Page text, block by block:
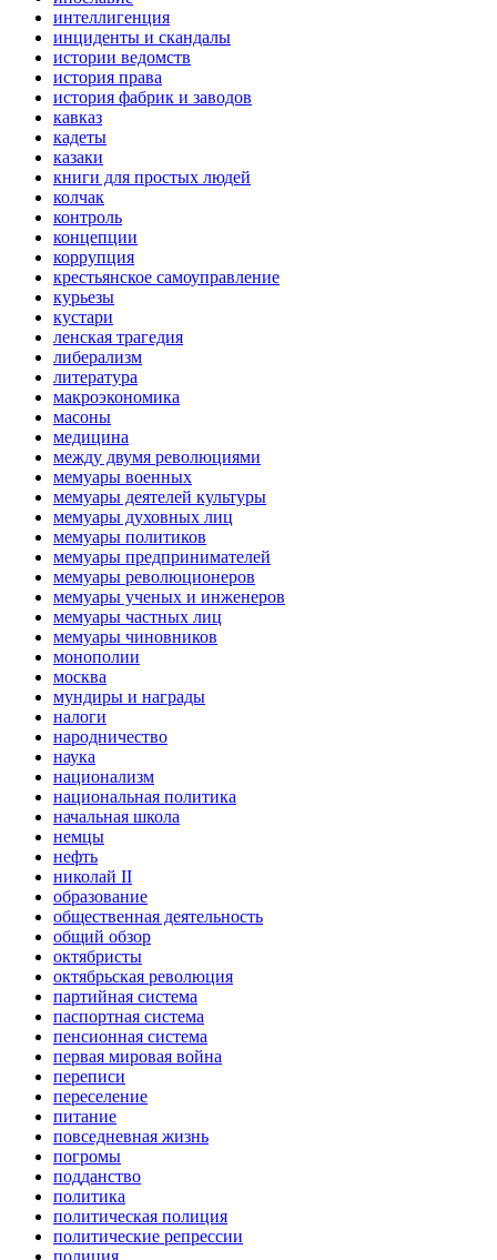
интеллигенция
инциденты и скандалы
истории ведомств
история права
история фабрик и заводов
кавказ
кадеты
казаки
книги для простых людей
колчак
контроль
концепции
коррупция
крестьянское самоуправление
курьезы
кустари
ленская трагедия
либерализм
литература
макроэкономика
масоны
медицина
между двумя революциями
мемуары военных
мемуары деятелей культуры
мемуары духовных лиц
мемуары политиков
мемуары предпринимателей
мемуары революционеров
мемуары ученых и инженеров
мемуары частных лиц
мемуары чиновников
монополии
москва
мундиры и награды
налоги
народничество
наука
национализм
национальная политика
начальная школа
немцы
нефть
николай II
образование
общественная деятельность
общий обзор
октябристы
октябрьская революция
партийная система
паспортная система
пенсионная система
первая мировая война
переписи
переселение
питание
повседневная жизнь
погромы
подданство
политика
политическая полиция
политические репрессии